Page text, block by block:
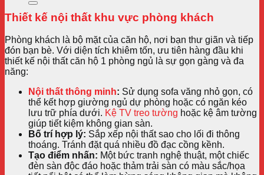
Thiết kế nội thất khu vực phòng khách
Phòng khách là bộ mặt của căn hộ, nơi bạn thư giãn và tiếp
đón bạn bè. Với diện tích khiêm tốn, ưu tiên hàng đầu khi
thiết kế nội thất căn hộ 1 phòng ngủ là sự gọn gàng và đa
năng:
Nội thất thông minh: Sử dụng sofa văng nhỏ gọn, có
thể kết hợp giường ngủ dự phòng hoặc có ngăn kéo
lưu trữ phía dưới. Kệ TV treo tường hoặc kệ âm tường
giúp tiết kiệm không gian sàn.
Bố trí hợp lý: Sắp xếp nội thất sao cho lối đi thông
thoáng. Tránh đặt quá nhiều đồ đạc cồng kềnh.
Tạo điểm nhấn: Một bức tranh nghệ thuật, một chiếc
đèn sàn độc đáo hoặc thảm trải sàn có màu sắc/họa